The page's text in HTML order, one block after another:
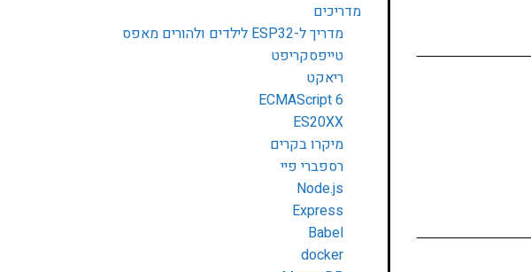
מדריכים
מדריך ל-ESP32 לילדים ולהורים מאפס
טייפסקריפט
ריאקט
ECMAScript 6
ES20XX
מיקרו בקרים
רספברי פיי
Node.js
Express
Babel
docker